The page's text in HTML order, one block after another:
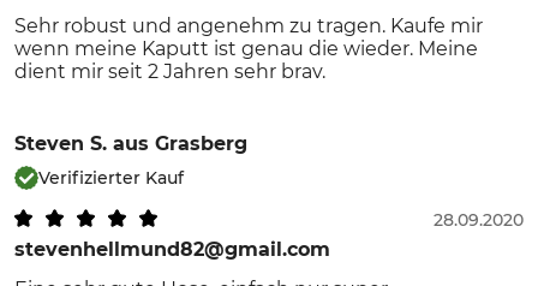
Sehr robust und angenehm zu tragen. Kaufe mir
wenn meine Kaputt ist genau die wieder. Meine
dient mir seit 2 Jahren sehr brav.
Steven S. aus Grasberg
Verifizierter Kauf
stevenhellmund82@gmail.com
28.09.2020